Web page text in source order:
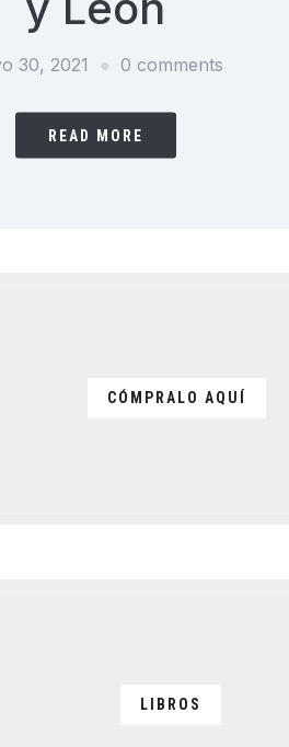
30, 2021 0 comments
READ MORE
CÓMPRALO AQUÍ
LIBROS